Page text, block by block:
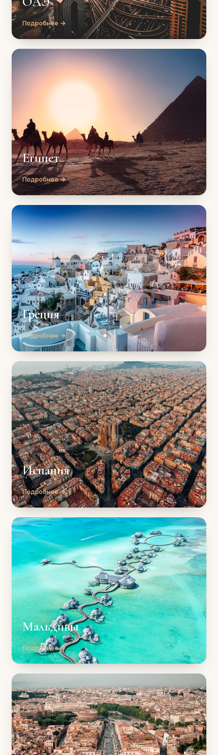
Подробнее →
Египет
Подробнее →
Греция
Подробнее →
Испания
Подробнее →
Мальдивы
Подробнее →